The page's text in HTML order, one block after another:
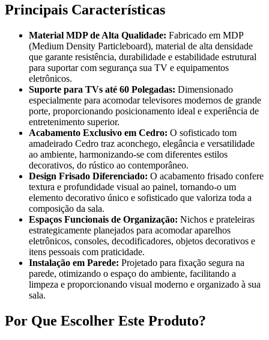
Principais Características
Material MDP de Alta Qualidade: Fabricado em MDP
(Medium Density Particleboard), material de alta densidade
que garante resistência, durabilidade e estabilidade estrutural
para suportar com segurança sua TV e equipamentos
eletrônicos.
Suporte para TVs até 60 Polegadas: Dimensionado
especialmente para acomodar televisores modernos de grande
porte, proporcionando posicionamento ideal e experiência de
entretenimento superior.
Acabamento Exclusivo em Cedro: O sofisticado tom
amadeirado Cedro traz aconchego, elegância e versatilidade
ao ambiente, harmonizando-se com diferentes estilos
decorativos, do rústico ao contemporâneo.
Design Frisado Diferenciado: O acabamento frisado confere
textura e profundidade visual ao painel, tornando-o um
elemento decorativo único e sofisticado que valoriza toda a
composição da sala.
Espaços Funcionais de Organização: Nichos e prateleiras
estrategicamente planejados para acomodar aparelhos
eletrônicos, consoles, decodificadores, objetos decorativos e
itens pessoais com praticidade.
Instalação em Parede: Projetado para fixação segura na
parede, otimizando o espaço do ambiente, facilitando a
limpeza e proporcionando visual moderno e organizado à sua
sala.
Por Que Escolher Este Produto?